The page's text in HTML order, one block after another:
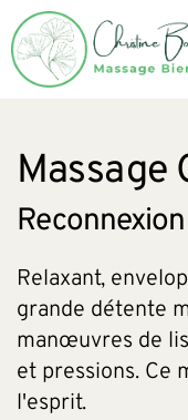
Massage
Reconnexion
Relaxant,
grande détente
manœuvres de
et pressions. Ce
l'esprit.